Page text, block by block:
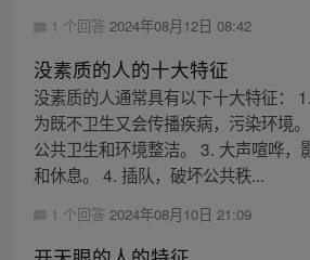
1 个回答 2024年08月12日 08:42
没素质的人的十大特征
没素质的人通常具有以下十大特征：
为既不卫生又会传播疾病，污染环境
公共卫生和环境整洁。 3. 大声喧哗，
和休息。 4. 插队，破坏公共秩...
1 个回答 2024年08月10日 21:09